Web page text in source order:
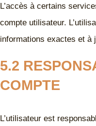
L’accès à certains
compte utilisateur.
informations exactes et à
5.2
COMPTE
L’utilisateur est